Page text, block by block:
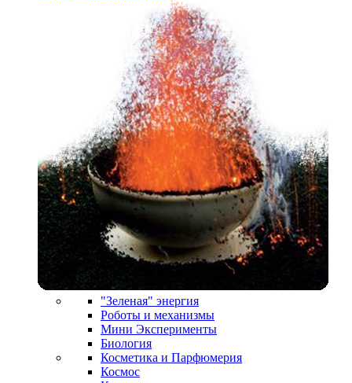
"Зеленая" энергия
Роботы и механизмы
Мини Эксперименты
Биология
Косметика и Парфюмерия
Космос